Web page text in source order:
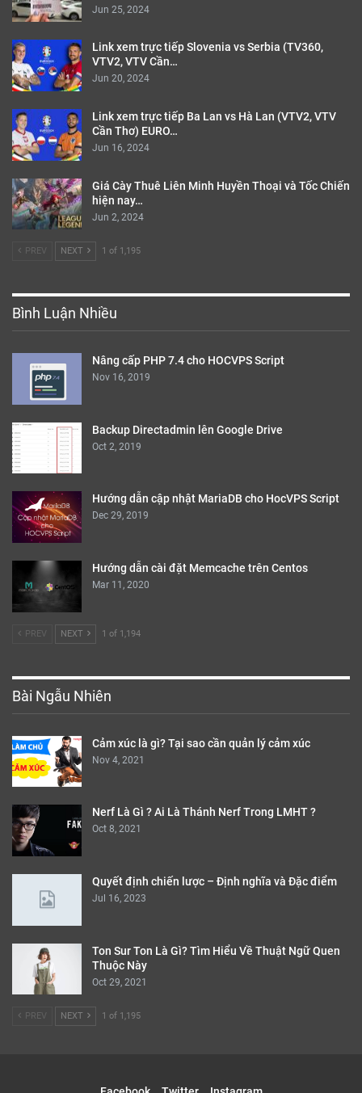
Jun 25, 2024
Link xem trực tiếp Slovenia vs Serbia (TV360,
VTV2, VTV Cần…
Jun 20, 2024
Link xem trực tiếp Ba Lan vs Hà Lan (VTV2, VTV
Cần Thơ) EURO…
Jun 16, 2024
Giá Cày Thuê Liên Minh Huyền Thoại và Tốc Chiến
hiện nay…
Jun 2, 2024
PREV NEXT 1 of 1,195
Bình Luận Nhiều
Nâng cấp PHP 7.4 cho HOCVPS Script
Nov 16, 2019
Backup Directadmin lên Google Drive
Oct 2, 2019
Hướng dẫn cập nhật MariaDB cho HocVPS Script
Dec 29, 2019
Hướng dẫn cài đặt Memcache trên Centos
Mar 11, 2020
PREV NEXT 1 of 1,194
Bài Ngẫu Nhiên
Cảm xúc là gì? Tại sao cần quản lý cảm xúc
Nov 4, 2021
Nerf Là Gì ? Ai Là Thánh Nerf Trong LMHT ?
Oct 8, 2021
Quyết định chiến lược – Định nghĩa và Đặc điểm
Jul 16, 2023
Ton Sur Ton Là Gì? Tìm Hiểu Về Thuật Ngữ Quen
Thuộc Này
Oct 29, 2021
PREV NEXT 1 of 1,195